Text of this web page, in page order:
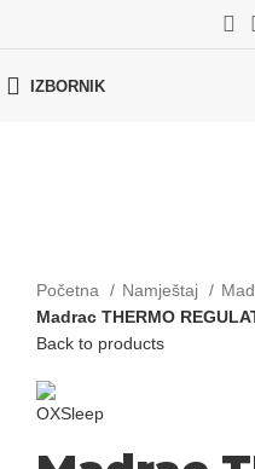
IZBORNIK
Početna Namještaj
Madrac THERMO
Back to products